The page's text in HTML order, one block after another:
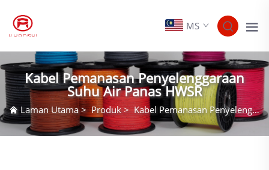
MS
Kabel Pemanasan Penyelenggaraan
Suhu Air Panas HWSR
Laman Utama>Produk>Kabel Pemanasan Penyelenggaraan Suhu Air Panas